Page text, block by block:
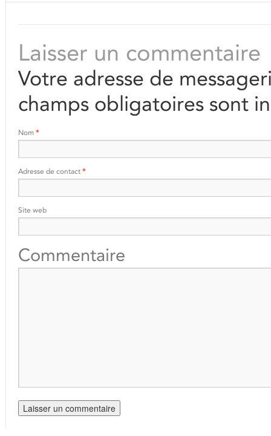
Laisser un commentaire
Votre adresse de
champs obligatoires sont
Nom *
Adresse de contact *
Site web
Commentaire